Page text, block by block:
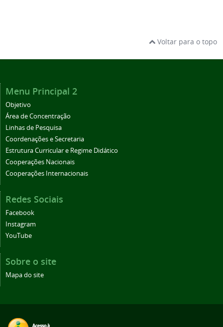
Voltar para o topo
Menu Principal 2
Objetivo
Área de Concentração
Linhas de Pesquisa
Coordenações e Secretaria
Estrutura Curricular e Regime Didático
Cooperações Nacionais
Cooperações Internacionais
Redes Sociais
Facebook
Instagram
YouTube
Sobre o site
Mapa do site